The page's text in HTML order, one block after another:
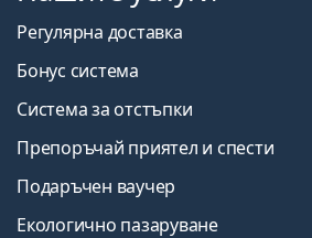
Регулярна доставка
Бонус система
Система за отстъпки
Препоръчай приятел и спести
Подаръчен ваучер
Екологично пазаруване